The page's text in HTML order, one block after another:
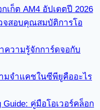
เก็ต AM4 อัปเดตปี 2026
จสอบคุณสมบัติการโอ
ความรู้จักการ์ดจอกับ
ามจำแคชในซีพียูคืออะไร
Guide: คู่มือโอเวอร์คล็อก